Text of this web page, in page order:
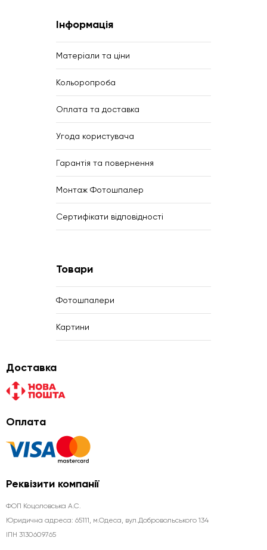
Інформація
Матеріали та ціни
Кольоропроба
Оплата та доставка
Угода користувача
Гарантія та повернення
Монтаж Фотошпалер
Сертифікати відповідності
Товари
Фотошпалери
Картини
Доставка
Оплата
Реквізити компанії
ФОП Коцоловська А.С.
Юридична aдреса: 65111, м.Одеса, вул.Добровольського 134
ІПН 3130609765